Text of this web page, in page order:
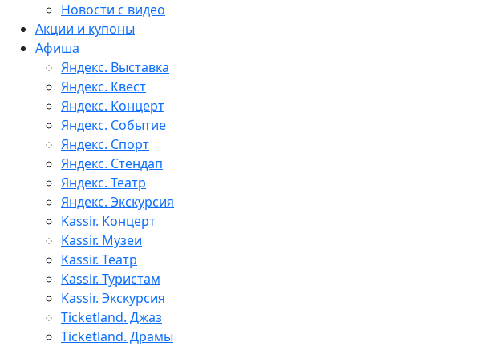
Новости с видео
Акции и купоны
Афиша
Яндекс. Выставка
Яндекс. Квест
Яндекс. Концерт
Яндекс. Событие
Яндекс. Спорт
Яндекс. Стендап
Яндекс. Театр
Яндекс. Экскурсия
Kassir. Концерт
Kassir. Музеи
Kassir. Театр
Kassir. Туристам
Kassir. Экскурсия
Ticketland. Джаз
Ticketland. Драмы